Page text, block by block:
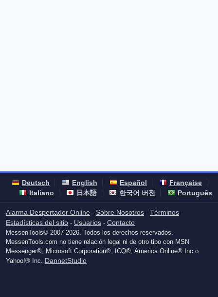
Deutsch English Español
Française
Italiano
日本語 한국어 버전 Português
Alarma Despertador Online - Sobre Nosotros - Términos -
Estadísticas del sitio - Usuarios - Contacto
MessenTools© 2007-2026. Todos los derechos reservados.
MessenTools.com no tiene relación legal ni de otro tipo con MSN
Messenger®, Microsoft Corporation®, ICQ®, America Online® Inc o
Yahoo!® Inc. DannetStudio